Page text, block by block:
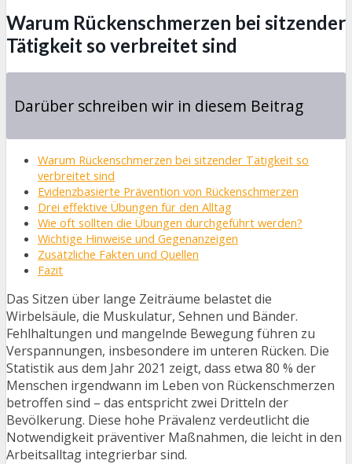
Warum Rückenschmerzen bei sitzender
Tätigkeit so verbreitet sind
Darüber schreiben wir in diesem Beitrag
Warum Rückenschmerzen bei sitzender Tätigkeit so
verbreitet sind
Evidenzbasierte Prävention von Rückenschmerzen
Drei effektive Übungen für den Alltag
Wie oft sollten die Übungen durchgeführt werden?
Wichtige Hinweise und Gegenanzeigen
Zusätzliche Fakten und Quellen
Fazit
Das Sitzen über lange Zeiträume belastet die
Wirbelsäule, die Muskulatur, Sehnen und Bänder.
Fehlhaltungen und mangelnde Bewegung führen zu
Verspannungen, insbesondere im unteren Rücken. Die
Statistik aus dem Jahr 2021 zeigt, dass etwa 80 % der
Menschen irgendwann im Leben von Rückenschmerzen
betroffen sind – das entspricht zwei Dritteln der
Bevölkerung. Diese hohe Prävalenz verdeutlicht die
Notwendigkeit präventiver Maßnahmen, die leicht in den
Arbeitsalltag integrierbar sind.